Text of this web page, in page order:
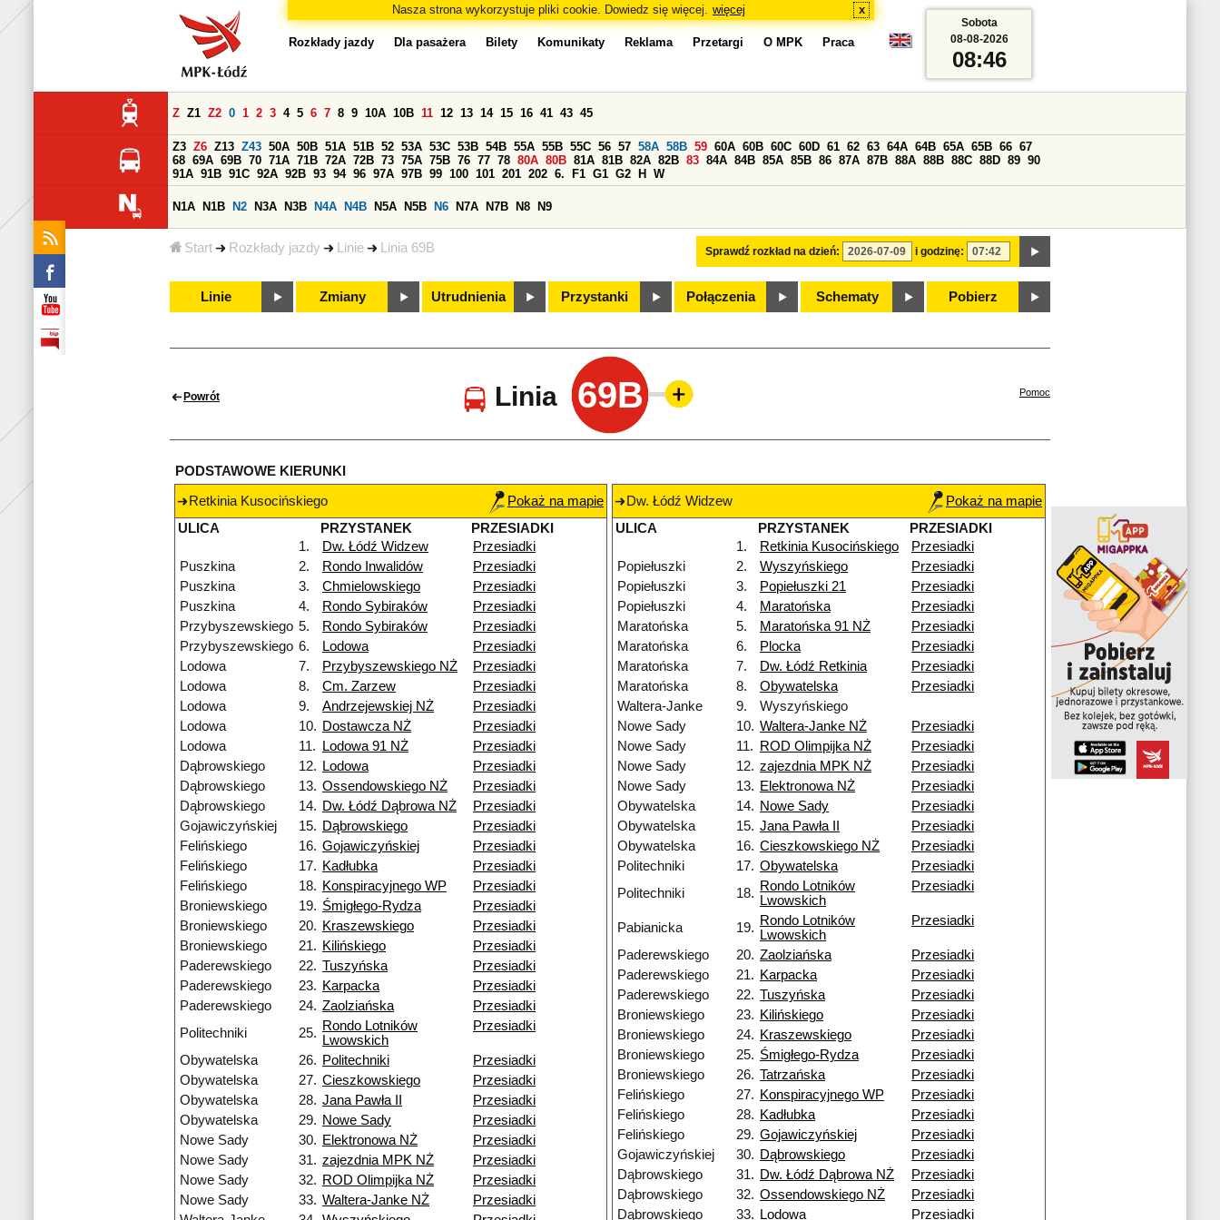
Nasza strona wykorzystuje pliki cookie. Dowiedz się więcej. więcej x
Start Rozkłady jazdy Linie Linia 69B
Rozkłady jazdy Dla pasażera Bilety Komunikaty Reklama Przetargi O MPK Praca
Sprawdź rozkład na dzień: i godzinę:
Z Z1 Z2 0 1 2 3 4 5 6 7 8 9 10A 10B 11 12 13 14 15 16 41 43 45
Z3 Z6 Z13 Z43 50A 50B 51A 51B 52 53A 53C 53B 54B 55A 55B 55C 56 57 58A 58B 59 60A 60B 60C 60D 61 62 63 64A 64B 65A 65B 66 67
68 69A 69B 70 71A 71B 72A 72B 73 75A 75B 76 77 78 80A 80B 81A 81B 82A 82B 83 84A 84B 85A 85B 86 87A 87B 88A 88B 88C 88D 89 90
91A 91B 91C 92A 92B 93 94 96 97A 97B 99 100 101 201 202 6. F1 G1 G2 H W
N1A N1B N2 N3A N3B N4A N4B N5A N5B N6 N7A N7B N8 N9
Linie Zmiany Utrudnienia Przystanki Połączenia Schematy Pobierz
Sobota
08-08-2026
08:46
Powrót Linia 69B Pomoc
PODSTAWOWE KIERUNKI
Retkinia Kusocińskiego
Pokaż na mapie
ULICA
PRZYSTANEK
PRZESIADKI
1.
Dw. Łódź Widzew
Przesiadki
Puszkina
2. Rondo Inwalidów
Przesiadki
Puszkina
3. Chmielowskiego
Przesiadki
Puszkina
4. Rondo Sybiraków
Przesiadki
Przybyszewskiego 5. Rondo Sybiraków
Przesiadki
Przybyszewskiego 6. Lodowa
Przesiadki
Lodowa
7. Przybyszewskiego NŻ
Przesiadki
Lodowa
8. Cm. Zarzew
Przesiadki
Lodowa
9. Andrzejewskiej NŻ
Przesiadki
Lodowa
10. Dostawcza NŻ
Przesiadki
Lodowa
11. Lodowa 91 NŻ
Przesiadki
Dąbrowskiego
12. Lodowa
Przesiadki
Dąbrowskiego
13. Ossendowskiego NŻ
Przesiadki
Dąbrowskiego
14. Dw. Łódź Dąbrowa NŻ
Przesiadki
Gojawiczyńskiej
15. Dąbrowskiego
Przesiadki
Felińskiego
16. Gojawiczyńskiej
Przesiadki
Felińskiego
17. Kadłubka
Przesiadki
Felińskiego
18. Konspiracyjnego WP
Przesiadki
Broniewskiego
19. Śmigłego-Rydza
Przesiadki
Broniewskiego
20. Kraszewskiego
Przesiadki
Broniewskiego
21. Kilińskiego
Przesiadki
Paderewskiego
22. Tuszyńska
Przesiadki
Paderewskiego
23. Karpacka
Przesiadki
Paderewskiego
24. Zaolziańska
Przesiadki
Politechniki
25. Rondo Lotników
Lwowskich
Przesiadki
Obywatelska 26. Politechniki
Przesiadki
Obywatelska
27. Cieszkowskiego
Przesiadki
Obywatelska
28. Jana Pawła II
Przesiadki
Obywatelska
29. Nowe Sady
Przesiadki
Nowe Sady
30. Elektronowa NŻ
Przesiadki
Nowe Sady
31. zajezdnia MPK NŻ
Przesiadki
Nowe Sady
32. ROD Olimpijka NŻ
Przesiadki
Nowe Sady
33. Waltera-Janke NŻ
Przesiadki
Dw. Łódź Widzew
Pokaż na mapie
ULICA
PRZYSTANEK
PRZESIADKI
1.
Retkinia Kusocińskiego
Przesiadki
Popiełuszki
2. Wyszyńskiego
Przesiadki
Popiełuszki
3. Popiełuszki 21
Przesiadki
Popiełuszki
4. Maratońska
Przesiadki
Maratońska
5. Maratońska 91 NŻ
Przesiadki
Maratońska
6. Plocka
Przesiadki
Maratońska
7. Dw. Łódź Retkinia
Przesiadki
Maratońska
8. Obywatelska
Przesiadki
Waltera-Janke
9.
Wyszyńskiego
Nowe Sady
10. Waltera-Janke NŻ
Przesiadki
Nowe Sady
11. ROD Olimpijka NŻ
Przesiadki
Nowe Sady
12. zajezdnia MPK NŻ
Przesiadki
Nowe Sady
13. Elektronowa NŻ
Przesiadki
Obywatelska
14. Nowe Sady
Przesiadki
Obywatelska
15. Jana Pawła II
Przesiadki
Obywatelska
16. Cieszkowskiego NŻ
Przesiadki
Politechniki
17. Obywatelska
Przesiadki
Politechniki
18. Rondo Lotników
Lwowskich
Przesiadki
Pabianicka 19. Rondo Lotników
Lwowskich
Przesiadki
Paderewskiego 20. Zaolziańska
Przesiadki
Paderewskiego
21. Karpacka
Przesiadki
Paderewskiego
22. Tuszyńska
Przesiadki
Broniewskiego
23. Kilińskiego
Przesiadki
Broniewskiego
24. Kraszewskiego
Przesiadki
Broniewskiego
25. Śmigłego-Rydza
Przesiadki
Broniewskiego
26. Tatrzańska
Przesiadki
Felińskiego
27. Konspiracyjnego WP
Przesiadki
Felińskiego
28. Kadłubka
Przesiadki
Felińskiego
29. Gojawiczyńskiej
Przesiadki
Gojawiczyńskiej
30. Dąbrowskiego
Przesiadki
Dąbrowskiego
31. Dw. Łódź Dąbrowa NŻ
Przesiadki
Dąbrowskiego
32. Ossendowskiego NŻ
Przesiadki
Dąbrowskiego
33. Lodowa Przesiadki